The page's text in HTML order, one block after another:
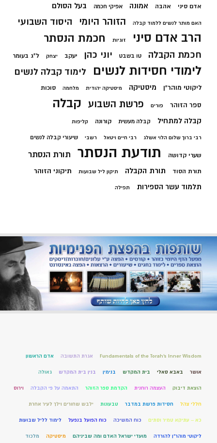
אדם סיני אהבה אמונה אפיקי חכמה בעל הסולם
האם מותר לנשים ללמוד קבלה הזוהר היומי היסוד השבועי
הרב אדם סיני זוגיות חכמת הנסתר
חכמת הקבלה טו בשבט יוני כהן יעקב יצחק ל"ג בעומר
לימודי חסידות לנשים לימוד קבלה לנשים
ליקוטי מוהר"ן מיסטיקה מיסטיקה יהודית מלחמה סוכות
ספר הזוהר פורים פרשת השבוע קבלה
קבלה למתחיל קבלה מעשית קורונה קליפות
רבי ברוך שלום הלוי אשלג רבי חיים ויטאל רשבי שיעורי קבלה לנשים
שערי קדושה תודעת הנסתר תורת הנסתר
תורת הסוד תורת הקבלה תיקון ליל שבועות תיקוני הזוהר
תלמוד עשר הספירות תפילה
Fundamentals of the Torah’s Inner Wisdom אגרת התשובה אדם הראשון
אושר באבא סאלי בית המקדש בנימין בנין בית המקדש גאולה
הוצאת דיבוק העצמה רוחנית הקדמת ספר הזוהר התאמה על פי הקבלה וירוס
חללי צהל חסידות פרשת במדבר טבעונות ילבש שחורים וילך לעיר אחרת
כא – עתיקא טמיר וסתים כוח המשיכה כוח הפועל בנפעל לימוד לליל שבועות
ליקוטי מוהר"ן להורדה מועדי ישראל האדם ומה שביניהם מיסטיקה מלכוד